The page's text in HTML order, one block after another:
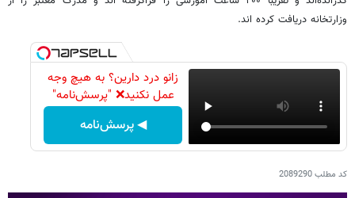
وزارتخانه دریافت کرده اند.
زانو درد دارین؟ به هیچ وجه
عمل نکنید❌ "پرسش‌نامه"
◀ پرسش‌نامه
کد مطلب2089290